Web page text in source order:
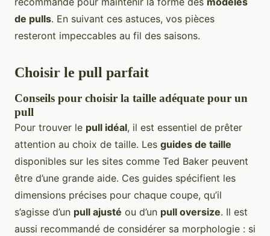
de pulls. En suivant ces astuces, vos pièces
resteront impeccables au fil des saisons.
Choisir le pull parfait
Conseils pour choisir la taille adéquate pour un
pull
Pour trouver le pull idéal, il est essentiel de prêter
attention au choix de taille. Les guides de taille
disponibles sur les sites comme Ted Baker peuvent
être d’une grande aide. Ces guides spécifient les
dimensions précises pour chaque coupe, qu’il
s’agisse d’un pull ajusté ou d’un pull oversize. Il est
aussi recommandé de considérer sa morphologie : si